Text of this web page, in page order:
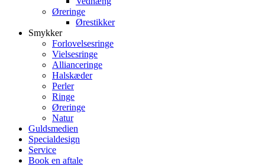
Øreringe
Ørestikker
Smykker
Forlovelsesringe
Vielsesringe
Allianceringe
Halskæder
Perler
Ringe
Øreringe
Natur
Guldsmedien
Specialdesign
Service
Book en aftale